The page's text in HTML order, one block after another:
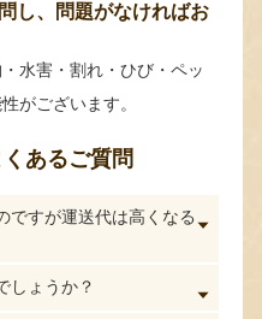
し、問題がなければお
水害・割れ・ひび・ペッ
がございます。
あるご質問
ですが運送代は高くなる
しょうか？